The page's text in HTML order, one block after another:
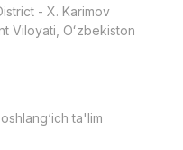
- X. Karimov
Viloyati, Oʻzbekiston
ta'lim